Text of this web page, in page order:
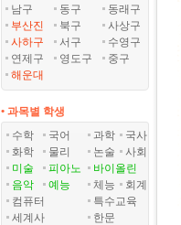
남구
동구
동래구
부산진
북구
사상구
사하구
서구
수영구
연제구
영도구
중구
해운대
• 과목별 학생
수학
국어 과학
국사
화학
물리 논술
사회
미술
피아노
바이올린
음악
예능 체능
회계
컴퓨터
특수교육
세계사
한문